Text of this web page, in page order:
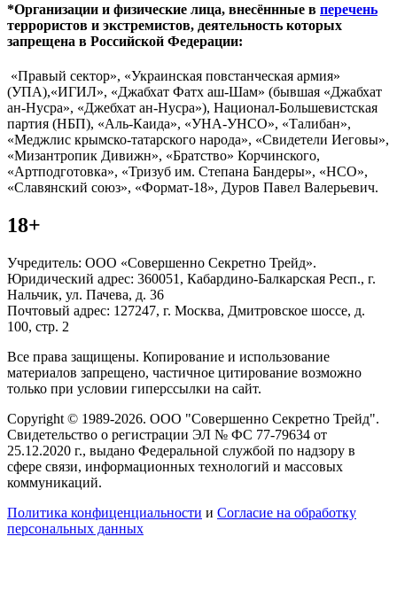
*Организации и физические лица, внесённные в перечень
террористов и экстремистов, деятельность которых
запрещена в Российской Федерации:
«Правый сектор», «Украинская повстанческая армия»
(УПА),«ИГИЛ», «Джабхат Фатх аш-Шам» (бывшая «Джабхат
ан-Нусра», «Джебхат ан-Нусра»), Национал-Большевистская
партия (НБП), «Аль-Каида», «УНА-УНСО», «Талибан»,
«Меджлис крымско-татарского народа», «Свидетели Иеговы»,
«Мизантропик Дивижн», «Братство» Корчинского,
«Артподготовка», «Тризуб им. Степана Бандеры», «НСО»,
«Славянский союз», «Формат-18», Дуров Павел Валерьевич.
18+
Учредитель: ООО «Совершенно Секретно Трейд».
Юридический адрес: 360051, Кабардино-Балкарская Респ., г.
Нальчик, ул. Пачева, д. 36
Почтовый адрес: 127247, г. Москва, Дмитровское шоссе, д.
100, стр. 2
Все права защищены. Копирование и использование
материалов запрещено, частичное цитирование возможно
только при условии гиперссылки на сайт.
Copyright © 1989-2026. ООО "Совершенно Секретно Трейд".
Свидетельство о регистрации ЭЛ № ФС 77-79634 от
25.12.2020 г., выдано Федеральной службой по надзору в
сфере связи, информационных технологий и массовых
коммуникаций.
Политика конфиценциальности и Согласие на обработку
персональных данных